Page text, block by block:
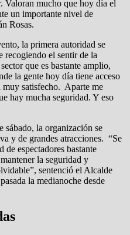
Valoran mucho que hoy día el
un importante nivel de
Rosas.
la primera autoridad se
recogiendo el sentir de la
que es bastante amplio,
la gente hoy día tiene acceso
muy satisfecho. Aparte me
hay mucha seguridad. Y eso
sábado, la organización se
y de grandes atracciones. “Se
de espectadores bastante
la seguridad y
sentenció el Alcalde
la medianoche desde